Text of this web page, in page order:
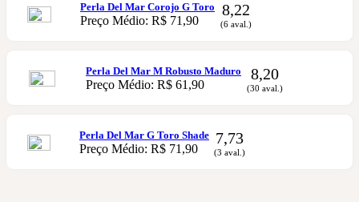
Perla Del Mar Corojo G Toro
Preço Médio: R$ 71,90
8,22
(6 aval.)
Perla Del Mar M Robusto Maduro
Preço Médio: R$ 61,90
8,20
(30 aval.)
Perla Del Mar G Toro Shade
Preço Médio: R$ 71,90
7,73
(3 aval.)